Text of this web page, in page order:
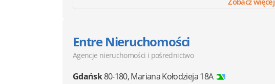
Entre Nieruchomości
Agencje nieruchomości i pośrednictwo
Gdańsk80-180,Mariana Kołodzieja 18A